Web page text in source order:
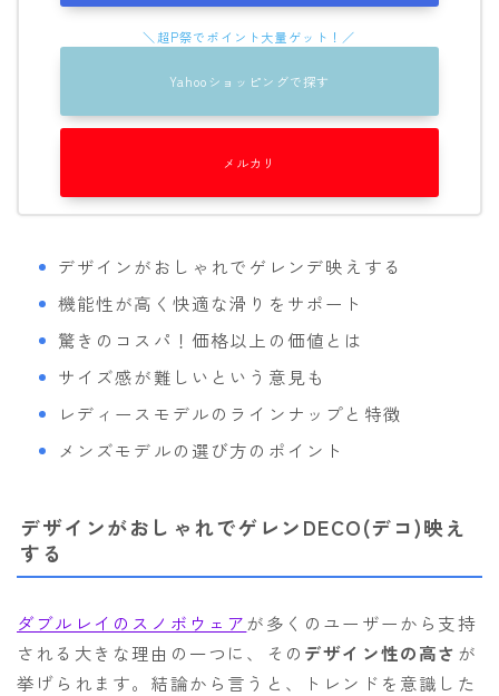
Yahooショッピングで探す
メルカリ
デザインがおしゃれでゲレンデ映えする
機能性が高く快適な滑りをサポート
驚きのコスパ！価格以上の価値とは
サイズ感が難しいという意見も
レディースモデルのラインナップと特徴
メンズモデルの選び方のポイント
デザインがおしゃれでゲレンDECO(デコ)映え
する
ダブルレイのスノボウェア が多くのユーザーから支持
される大きな理由の一つに、その デザイン性の高さ が
挙げられます。結論から言うと、トレンドを意識した